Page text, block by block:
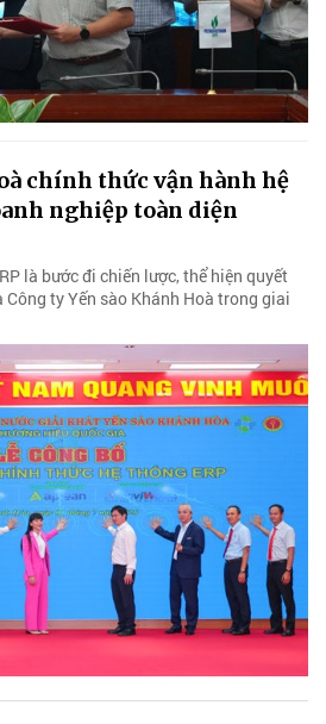
chính thức vận hành hệ
nghiệp toàn diện
là bước đi chiến lược, thể hiện quyết
ty Yến sào Khánh Hoà trong giai